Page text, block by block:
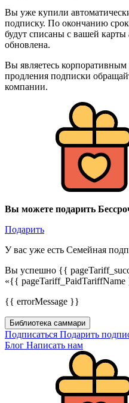
Вы уже купили
подписку. По окончанию
будут списаны с вашей карты
обновлена.
Вы являетесь
продления подписки
компании.
Вы можете подарить
Подарить
У вас уже есть Семейная
Вы успешно {{
«{{
{{ errorMessage }}
Библиотека саммари
Подписаться Подарить
Блог Написать нам